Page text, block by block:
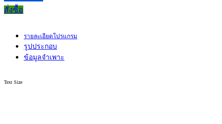
สั่งซื้อ
รายละเอียดโปรแกรม
รูปประกอบ
ข้อมูลจำเพาะ
Text Size